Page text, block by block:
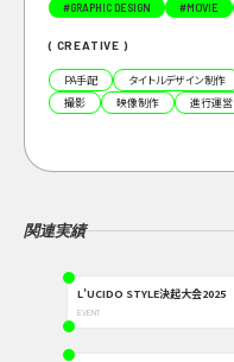
#GRAPHIC DESIGN #MOVIE
( CREATIVE )
PA手配 タイトルデザイン制作
撮影
映像制作 進行運営
関連実績
L’UCIDO STYLE決起大会2025
EVENT